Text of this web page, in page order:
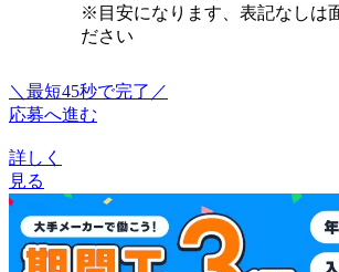
※目安になります、表記なしは
ださい
＼最短45秒で完了／
応募へ進む
詳しく
見る